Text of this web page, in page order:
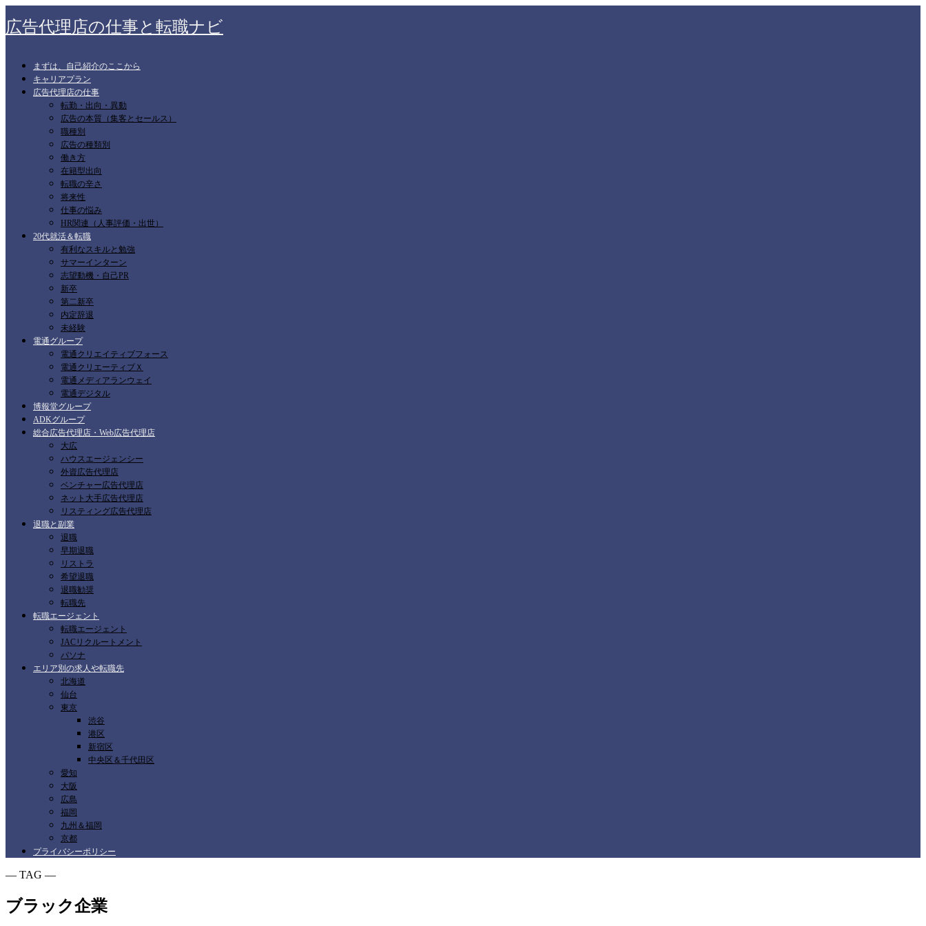
広告代理店の仕事と転職ナビ
まずは、自己紹介のここから
キャリアプラン
広告代理店の仕事
転勤・出向・異動
広告の本質（集客とセールス）
職種別
広告の種類別
働き方
在籍型出向
転職の辛さ
将来性
仕事の悩み
HR関連（人事評価・出世）
20代就活＆転職
有利なスキルと勉強
サマーインターン
志望動機・自己PR
新卒
第二新卒
内定辞退
未経験
電通グループ
電通クリエイティブフォース
電通クリエーティブＸ
電通メディアランウェイ
電通デジタル
博報堂グループ
ADKグループ
総合広告代理店・Web広告代理店
大広
ハウスエージェンシー
外資広告代理店
ベンチャー広告代理店
ネット大手広告代理店
リスティング広告代理店
退職と副業
退職
早期退職
リストラ
希望退職
退職勧奨
転職先
転職エージェント
転職エージェント
JACリクルートメント
パソナ
エリア別の求人や転職先
北海道
仙台
東京
渋谷
港区
新宿区
中央区＆千代田区
愛知
大阪
広島
福岡
九州＆福岡
京都
プライバシーポリシー
― TAG ―
ブラック企業